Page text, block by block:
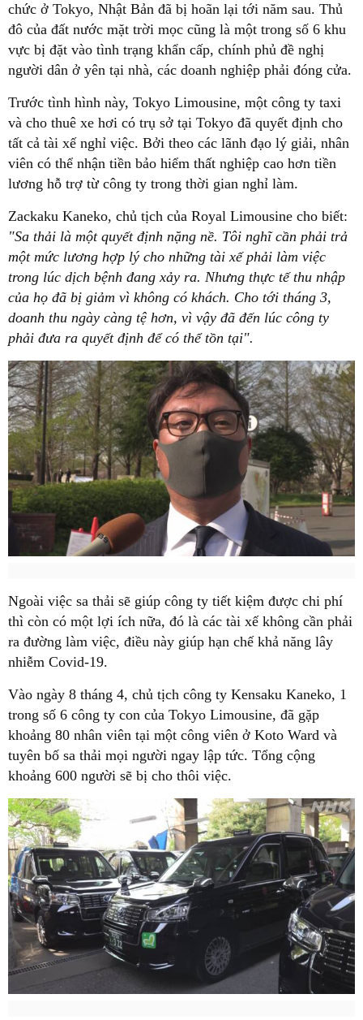
chức ở Tokyo, Nhật Bản đã bị hoãn lại tới năm sau. Thủ
đô của đất nước mặt trời mọc cũng là một trong số 6 khu
vực bị đặt vào tình trạng khẩn cấp, chính phủ đề nghị
người dân ở yên tại nhà, các doanh nghiệp phải đóng cửa.
Trước tình hình này, Tokyo Limousine, một công ty taxi
và cho thuê xe hơi có trụ sở tại Tokyo đã quyết định cho
tất cả tài xế nghỉ việc. Bởi theo các lãnh đạo lý giải, nhân
viên có thể nhận tiền bảo hiểm thất nghiệp cao hơn tiền
lương hỗ trợ từ công ty trong thời gian nghỉ làm.
Zackaku Kaneko, chủ tịch của Royal Limousine cho biết:
"Sa thải là một quyết định nặng nề. Tôi nghĩ cần phải trả
một mức lương hợp lý cho những tài xế phải làm việc
trong lúc dịch bệnh đang xảy ra. Nhưng thực tế thu nhập
của họ đã bị giảm vì không có khách. Cho tới tháng 3,
doanh thu ngày càng tệ hơn, vì vậy đã đến lúc công ty
phải đưa ra quyết định để có thể tồn tại".
Ngoài việc sa thải sẽ giúp công ty tiết kiệm được chi phí
thì còn có một lợi ích nữa, đó là các tài xế không cần phải
ra đường làm việc, điều này giúp hạn chế khả năng lây
nhiễm Covid-19.
Vào ngày 8 tháng 4, chủ tịch công ty Kensaku Kaneko, 1
trong số 6 công ty con của Tokyo Limousine, đã gặp
khoảng 80 nhân viên tại một công viên ở Koto Ward và
tuyên bố sa thải mọi người ngay lập tức. Tổng cộng
khoảng 600 người sẽ bị cho thôi việc.